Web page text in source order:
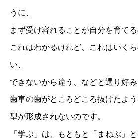
うに、
まず受け容れることが自分を育てる
これはわかるけれど、これはいく
い、
できないから違う、などと選り好み
歯車の歯がところどころ抜けたよう
型が形成されないのです。
「学ぶ」は、もともと「まねぶ」と